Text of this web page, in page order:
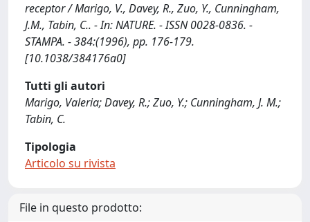
receptor / Marigo, V., Davey, R., Zuo, Y., Cunningham,
J.M., Tabin, C.. - In: NATURE. - ISSN 0028-0836. -
STAMPA. - 384:(1996), pp. 176-179.
[10.1038/384176a0]
Tutti gli autori
Marigo, Valeria; Davey, R.; Zuo, Y.; Cunningham, J. M.;
Tabin, C.
Tipologia
Articolo su rivista
File in questo prodotto: